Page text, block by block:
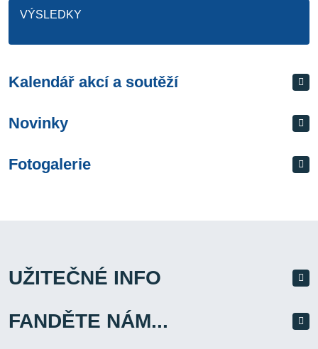
VÝSLEDKY
Kalendář akcí a soutěží
Novinky
Fotogalerie
UŽITEČNÉ INFO
FANDĚTE NÁM...